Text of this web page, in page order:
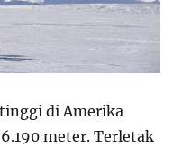
di Amerika
meter. Terletak